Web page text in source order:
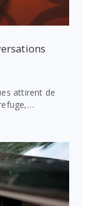
attirent de